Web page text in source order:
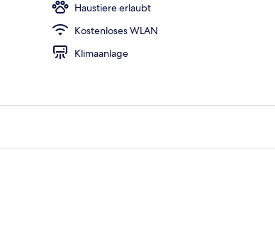
Haustiere erlaubt
Kostenloses WLAN
Klimaanlage